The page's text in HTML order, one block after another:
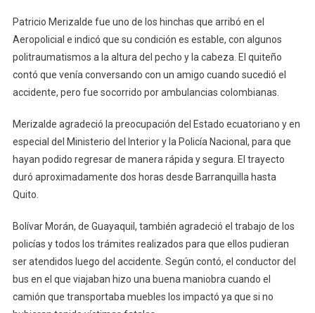
Patricio Merizalde fue uno de los hinchas que arribó en el
Aeropolicial e indicó que su condición es estable, con algunos
politraumatismos a la altura del pecho y la cabeza. El quiteño
contó que venía conversando con un amigo cuando sucedió el
accidente, pero fue socorrido por ambulancias colombianas.
Merizalde agradeció la preocupación del Estado ecuatoriano y en
especial del Ministerio del Interior y la Policía Nacional, para que
hayan podido regresar de manera rápida y segura. El trayecto
duró aproximadamente dos horas desde Barranquilla hasta
Quito.
Bolívar Morán, de Guayaquil, también agradeció el trabajo de los
policías y todos los trámites realizados para que ellos pudieran
ser atendidos luego del accidente. Según contó, el conductor del
bus en el que viajaban hizo una buena maniobra cuando el
camión que transportaba muebles los impactó ya que si no